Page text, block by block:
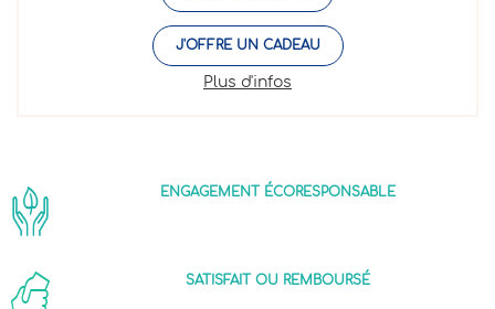
J'OFFRE UN CADEAU
Plus d'infos
ENGAGEMENT ÉCORESPONSABLE
SATISFAIT OU REMBOURSÉ